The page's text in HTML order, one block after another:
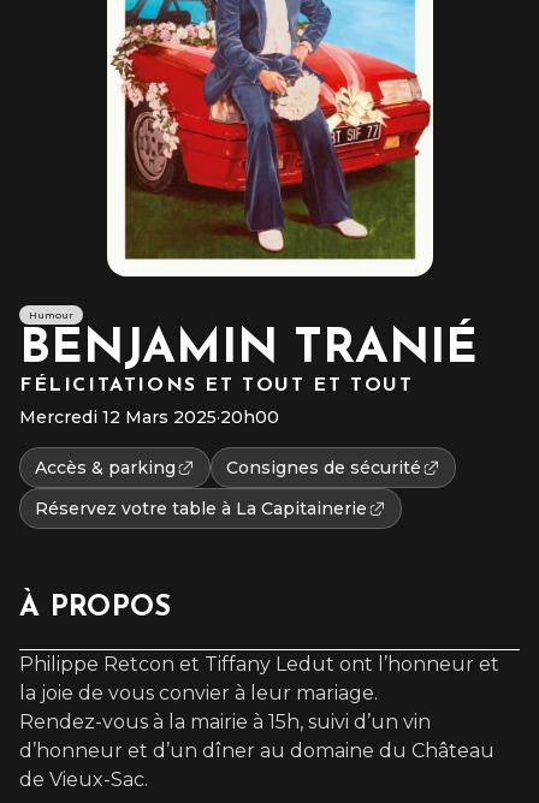
Humour
BENJAMIN TRANIÉ
FÉLICITATIONS ET TOUT ET TOUT
Mercredi 12 Mars 2025·20h00
Accès & parking
Consignes de sécurité
Réservez votre table à La Capitainerie
À PROPOS
Philippe Retcon et Tiffany Ledut ont l’honneur et
la joie de vous convier à leur mariage.
Rendez-vous à la mairie à 15h, suivi d’un vin
d’honneur et d’un dîner au domaine du Château
de Vieux-Sac.